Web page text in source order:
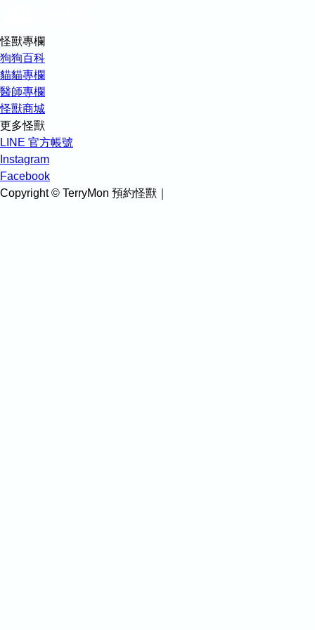
怪獸專欄
狗狗百科
貓貓專欄
醫師專欄
怪獸商城
更多怪獸
LINE 官方帳號
Instagram
Facebook
Copyright © TerryMon 預約怪獸｜